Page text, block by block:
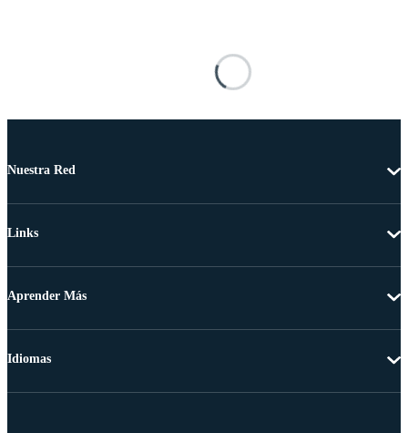
Nuestra Red
Links
Aprender Más
Idiomas